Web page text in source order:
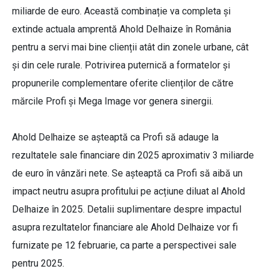
miliarde de euro. Această combinație va completa și
extinde actuala amprentă Ahold Delhaize în România
pentru a servi mai bine clienții atât din zonele urbane, cât
și din cele rurale. Potrivirea puternică a formatelor și
propunerile complementare oferite clienților de către
mărcile Profi și Mega Image vor genera sinergii.
Ahold Delhaize se așteaptă ca Profi să adauge la
rezultatele sale financiare din 2025 aproximativ 3 miliarde
de euro în vânzări nete. Se așteaptă ca Profi să aibă un
impact neutru asupra profitului pe acțiune diluat al Ahold
Delhaize în 2025. Detalii suplimentare despre impactul
asupra rezultatelor financiare ale Ahold Delhaize vor fi
furnizate pe 12 februarie, ca parte a perspectivei sale
pentru 2025.